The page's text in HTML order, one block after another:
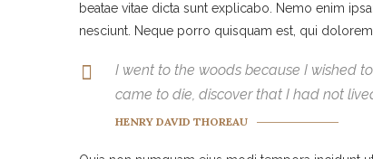
beatae vitae dicta sunt explicabo. Nemo enim
nesciunt. Neque porro quisquam est, qui
I went to the woods because I wished
came to die, discover that I had not
HENRY DAVID THOREAU